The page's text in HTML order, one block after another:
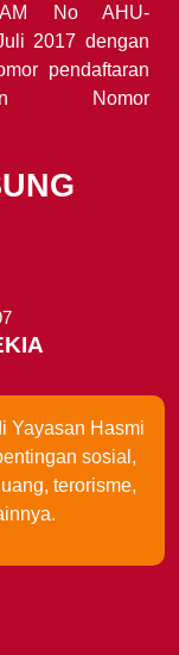
No AHU-
2017 dengan
pendaftaran
Nomor
Yayasan Hasmi
sosial,
terorisme,